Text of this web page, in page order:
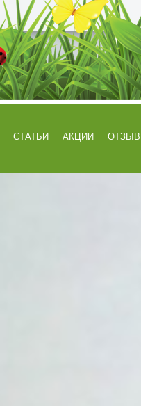
СТАТЬИ АКЦИИ